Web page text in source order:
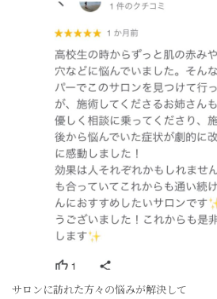
サロンに訪れた方々の悩みが解決して